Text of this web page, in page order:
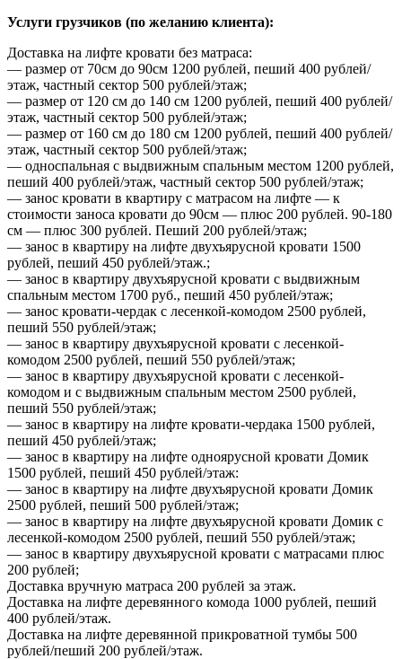
Услуги грузчиков (по желанию клиента):
Доставка на лифте кровати без матраса:
— размер от 70см до 90см 1200 рублей, пеший 400 рублей/
этаж, частный сектор 500 рублей/этаж;
— размер от 120 см до 140 см 1200 рублей, пеший 400 рублей/
этаж, частный сектор 500 рублей/этаж;
— размер от 160 см до 180 см 1200 рублей, пеший 400 рублей/
этаж, частный сектор 500 рублей/этаж;
— односпальная с выдвижным спальным местом 1200 рублей,
пеший 400 рублей/этаж, частный сектор 500 рублей/этаж;
— занос кровати в квартиру с матрасом на лифте — к
стоимости заноса кровати до 90см — плюс 200 рублей. 90-180
см — плюс 300 рублей. Пеший 200 рублей/этаж;
— занос в квартиру на лифте двухъярусной кровати 1500
рублей, пеший 450 рублей/этаж.;
— занос в квартиру двухъярусной кровати с выдвижным
спальным местом 1700 руб., пеший 450 рублей/этаж;
— занос кровати-чердак с лесенкой-комодом 2500 рублей,
пеший 550 рублей/этаж;
— занос в квартиру двухъярусной кровати с лесенкой-
комодом 2500 рублей, пеший 550 рублей/этаж;
— занос в квартиру двухъярусной кровати с лесенкой-
комодом и с выдвижным спальным местом 2500 рублей,
пеший 550 рублей/этаж;
— занос в квартиру на лифте кровати-чердака 1500 рублей,
пеший 450 рублей/этаж;
— занос в квартиру на лифте одноярусной кровати Домик
1500 рублей, пеший 450 рублей/этаж:
— занос в квартиру на лифте двухъярусной кровати Домик
2500 рублей, пеший 500 рублей/этаж;
— занос в квартиру на лифте двухъярусной кровати Домик с
лесенкой-комодом 2500 рублей, пеший 550 рублей/этаж;
— занос в квартиру двухъярусной кровати с матрасами плюс
200 рублей;
Доставка вручную матраса 200 рублей за этаж.
Доставка на лифте деревянного комода 1000 рублей, пеший
400 рублей/этаж.
Доставка на лифте деревянной прикроватной тумбы 500
рублей/пеший 200 рублей/этаж.